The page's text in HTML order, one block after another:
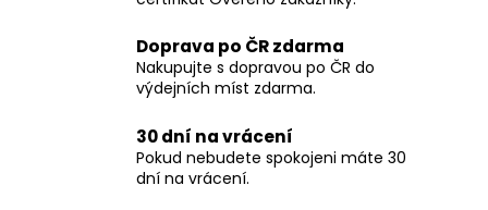
Doprava po ČR zdarma
Nakupujte s dopravou po ČR do
30 dní na vrácení
Pokud nebudete spokojeni máte 30